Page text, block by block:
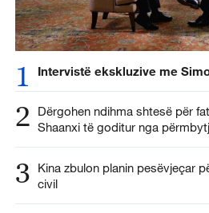
1 Intervistë ekskluzive me
2
Dërgohen ndihma shtesë për
Shaanxi të goditur nga
3
Kina zbulon planin pesëvjeçar
civil